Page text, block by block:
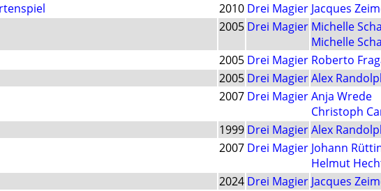
2010 Drei Magier Jacques
2005 Drei Magier Michelle
Michelle
2005 Drei Magier Roberto
2005 Drei MagierAlex
2007 Drei MagierAnja Wrede
Christoph
1999 Drei MagierAlex
2007 Drei Magier Johann
Helmut
2024 Drei Magier Jacques